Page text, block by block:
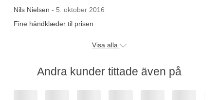
Nils Nielsen - 5. oktober 2016
Fine håndklæder til prisen
Visa alla
Andra kunder tittade även på